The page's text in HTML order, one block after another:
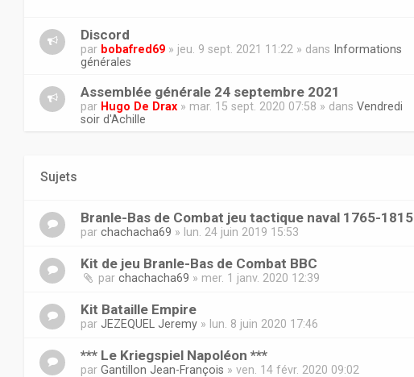
Discord
par bobafred69 » jeu. 9 sept. 2021 11:22 » dans Informations
générales
Assemblée générale 24 septembre 2021
par Hugo De Drax » mar. 15 sept. 2020 07:58 » dans Vendredi
soir d'Achille
Sujets
Branle-Bas de Combat jeu tactique naval 1765-1815
par chachacha69 » lun. 24 juin 2019 15:53
Kit de jeu Branle-Bas de Combat BBC
par chachacha69 » mer. 1 janv. 2020 12:39
Kit Bataille Empire
par JEZEQUEL Jeremy » lun. 8 juin 2020 17:46
*** Le Kriegspiel Napoléon ***
par Gantillon Jean-François » ven. 14 févr. 2020 09:02